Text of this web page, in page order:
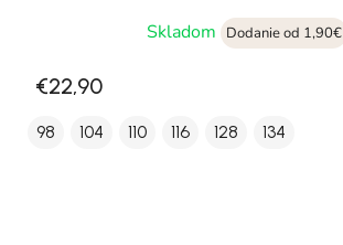
Skladom
Dodanie od 1,90€
€22,90
98 104 110 116 128 134